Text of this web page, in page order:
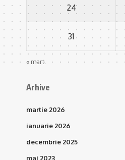
24
31
« mart.
Arhive
martie 2026
ianuarie 2026
decembrie 2025
mai 2023